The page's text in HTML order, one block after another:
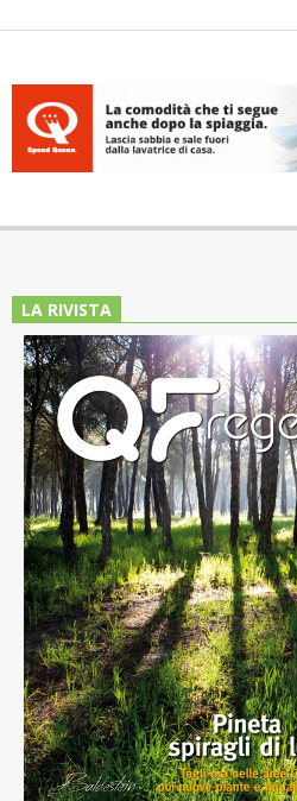
LA RIVISTA